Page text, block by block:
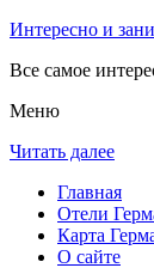
Интересно и
Все самое
Меню
Читать далее
Главная
Отели
Карта
О сайте